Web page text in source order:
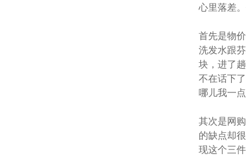
心里落差
首先是物
洗发水跟
块，进了
不在话下
哪儿我一
其次是网
的缺点却
现这个三